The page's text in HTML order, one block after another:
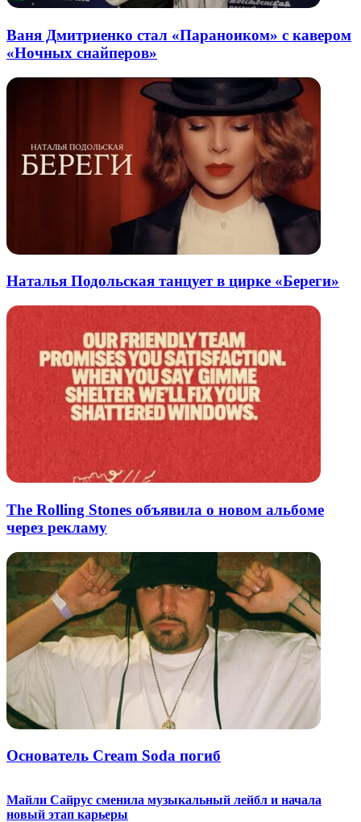
Ваня Дмитриенко стал «Параноиком» с кавером
«Ночных снайперов»
Наталья Подольская танцует в цирке «Береги»
The Rolling Stones объявила о новом альбоме
через рекламу
Основатель Cream Soda погиб
Майли Сайрус сменила музыкальный лейбл и начала
новый этап карьеры